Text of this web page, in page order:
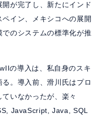
が完了し、新たにインド
イン、メキシコへの展開
のシステムの標準化が推
の導入は、私自身のスキ
。導入前、滑川氏はプロ
いなかったが、楽々
JavaScript, Java, SQL